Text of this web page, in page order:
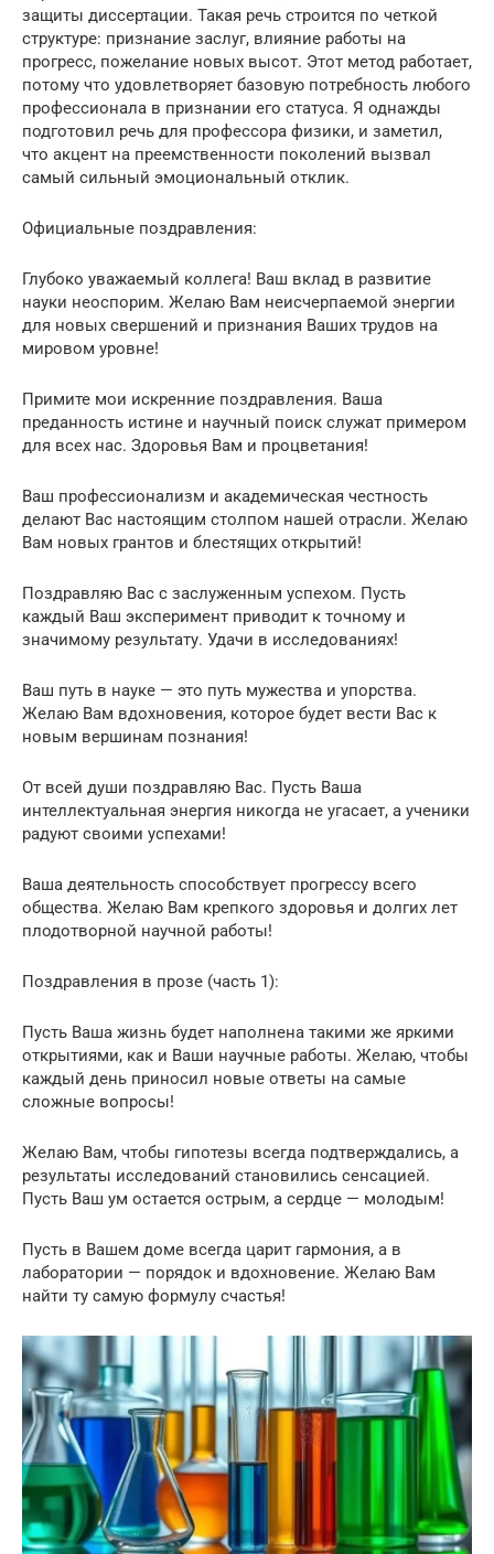
защиты диссертации. Такая речь строится по четкой
структуре: признание заслуг, влияние работы на
прогресс, пожелание новых высот. Этот метод работает,
потому что удовлетворяет базовую потребность любого
профессионала в признании его статуса. Я однажды
подготовил речь для профессора физики, и заметил,
что акцент на преемственности поколений вызвал
самый сильный эмоциональный отклик.
Официальные поздравления:
Глубоко уважаемый коллега! Ваш вклад в развитие
науки неоспорим. Желаю Вам неисчерпаемой энергии
для новых свершений и признания Ваших трудов на
мировом уровне!
Примите мои искренние поздравления. Ваша
преданность истине и научный поиск служат примером
для всех нас. Здоровья Вам и процветания!
Ваш профессионализм и академическая честность
делают Вас настоящим столпом нашей отрасли. Желаю
Вам новых грантов и блестящих открытий!
Поздравляю Вас с заслуженным успехом. Пусть
каждый Ваш эксперимент приводит к точному и
значимому результату. Удачи в исследованиях!
Ваш путь в науке — это путь мужества и упорства.
Желаю Вам вдохновения, которое будет вести Вас к
новым вершинам познания!
От всей души поздравляю Вас. Пусть Ваша
интеллектуальная энергия никогда не угасает, а ученики
радуют своими успехами!
Ваша деятельность способствует прогрессу всего
общества. Желаю Вам крепкого здоровья и долгих лет
плодотворной научной работы!
Поздравления в прозе (часть 1):
Пусть Ваша жизнь будет наполнена такими же яркими
открытиями, как и Ваши научные работы. Желаю, чтобы
каждый день приносил новые ответы на самые
сложные вопросы!
Желаю Вам, чтобы гипотезы всегда подтверждались, а
результаты исследований становились сенсацией.
Пусть Ваш ум остается острым, а сердце — молодым!
Пусть в Вашем доме всегда царит гармония, а в
лаборатории — порядок и вдохновение. Желаю Вам
найти ту самую формулу счастья!